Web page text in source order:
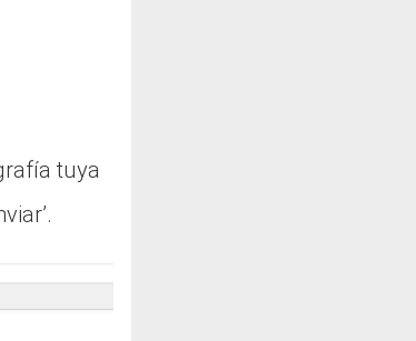
tuya